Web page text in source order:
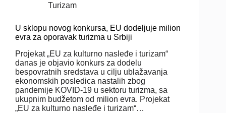
Turizam
U sklopu novog konkursa, EU dodeljuje milion
evra za oporavak turizma u Srbiji
Projekat „EU za kulturno nasleđe i turizam“
danas je objavio konkurs za dodelu
bespovratnih sredstava u cilju ublažavanja
ekonomskih posledica nastalih zbog
pandemije KOVID-19 u sektoru turizma, sa
ukupnim budžetom od milion evra. Projekat
„EU za kulturno nasleđe i turizam“…